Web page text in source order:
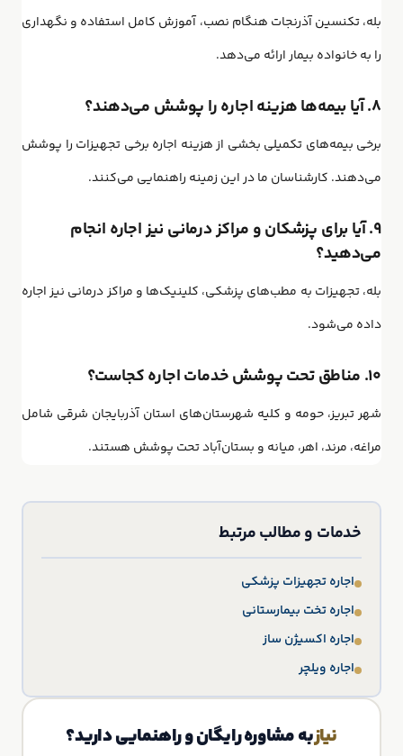
بله، تکنسین آذرنجات هنگام نصب، آموزش کامل استفاده و نگهداری
را به خانواده بیمار ارائه می‌دهد.
۸. آیا بیمه‌ها هزینه اجاره را پوشش می‌دهند؟
برخی بیمه‌های تکمیلی بخشی از هزینه اجاره برخی تجهیزات را پوشش
می‌دهند. کارشناسان ما در این زمینه راهنمایی می‌کنند.
۹. آیا برای پزشکان و مراکز درمانی نیز اجاره انجام
می‌دهید؟
بله، تجهیزات به مطب‌های پزشکی، کلینیک‌ها و مراکز درمانی نیز اجاره
داده می‌شود.
۱۰. مناطق تحت پوشش خدمات اجاره کجاست؟
شهر تبریز، حومه و کلیه شهرستان‌های استان آذربایجان شرقی شامل
مراغه، مرند، اهر، میانه و بستان‌آباد تحت پوشش هستند.
خدمات و مطالب مرتبط
اجاره تجهیزات پزشکی
اجاره تخت بیمارستانی
اجاره اکسیژن ساز
اجاره ویلچر
نیازبه مشاوره رایگان و راهنمایی دارید؟